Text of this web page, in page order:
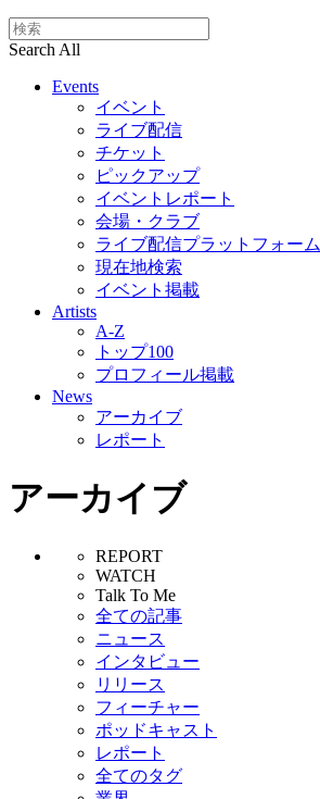
Search All
Events
イベント
ライブ配信
チケット
ピックアップ
イベントレポート
会場・クラブ
ライブ配信プラットフォーム
現在地検索
イベント掲載
Artists
A-Z
トップ100
プロフィール掲載
News
アーカイブ
レポート
アーカイブ
REPORT
WATCH
Talk To Me
全ての記事
ニュース
インタビュー
リリース
フィーチャー
ポッドキャスト
レポート
全てのタグ